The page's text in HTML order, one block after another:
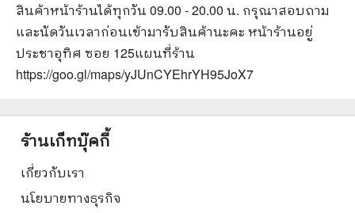
สินค้าหน้าร้านได้ทุกวัน 09.00 - 20.00 น. กรุณาสอบถาม
และนัดวันเวลาก่อนเข้ามารับสินค้านะคะ หน้าร้านอยู่
ประชาอุทิศ ซอย 125แผนที่ร้าน
https://goo.gl/maps/yJUnCYEhrYH95JoX7
ร้านเก็ทบุ๊คกี้
เกี่ยวกับเรา
นโยบายทางธุรกิจ